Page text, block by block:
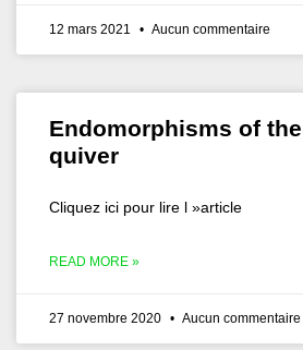
12 mars 2021 Aucun commentaire
Endomorphisms of
quiver
Cliquez ici pour lire l »article
READ MORE »
27 novembre 2020 Aucun commentaire